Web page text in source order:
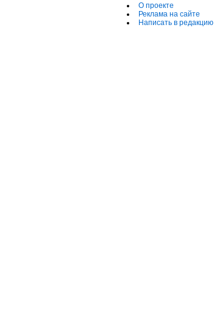
О проекте
Реклама на сайте
Написать в редакцию